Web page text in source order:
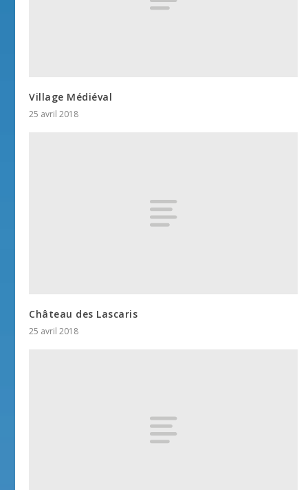
Village Médiéval
25 avril 2018
Château des Lascaris
25 avril 2018